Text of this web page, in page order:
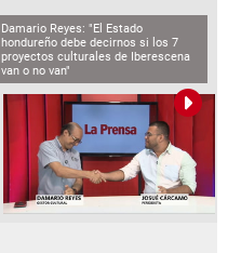
Damario Reyes: "El Estado
hondureño debe decirnos si los 7
proyectos culturales de Iberescena
van o no van"